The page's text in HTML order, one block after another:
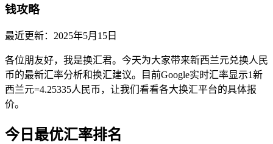
钱攻略
最近更新： 2025年5月15日
各位朋友好，我是换汇君。今天为大家带来新西兰元兑换人民
币的最新汇率分析和换汇建议。目前Google实时汇率显示1新
西兰元=4.25335人民币，让我们看看各大换汇平台的具体报
价。
今日最优汇率排名